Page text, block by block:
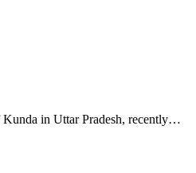
Kunda in Uttar Pradesh, recently…